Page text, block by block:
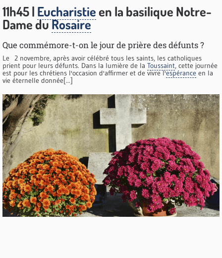
11h45 | Eucharistieen la basilique Notre-
Dame duRosaire
Que commémore-t-on le jour de prière des défunts ?
Le 2 novembre, après avoir célébré tous les saints, les catholiques
prient pour leurs défunts. Dans la lumière de la Toussaint, cette journée
est pour les chrétiens l'occasion d'affirmer et de vivre l'espérance en la
vie éternelle donnée[...]